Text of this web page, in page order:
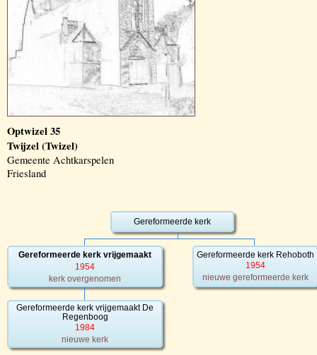
Optwizel 35
Twijzel (Twizel)
Gemeente Achtkarspelen
Friesland
Gereformeerde kerk
Gereformeerde kerk vrijgemaakt
1954
kerk overgenomen
Gereformeerde kerk Rehoboth
1954
nieuwe gereformeerde kerk
Gereformeerde kerk vrijgemaakt De
Regenboog
1984
nieuwe kerk